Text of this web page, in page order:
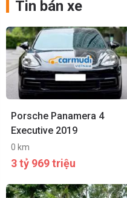
Tin bán xe
Porsche Panamera 4
Executive 2019
0 km
3 tỷ 969 triệu